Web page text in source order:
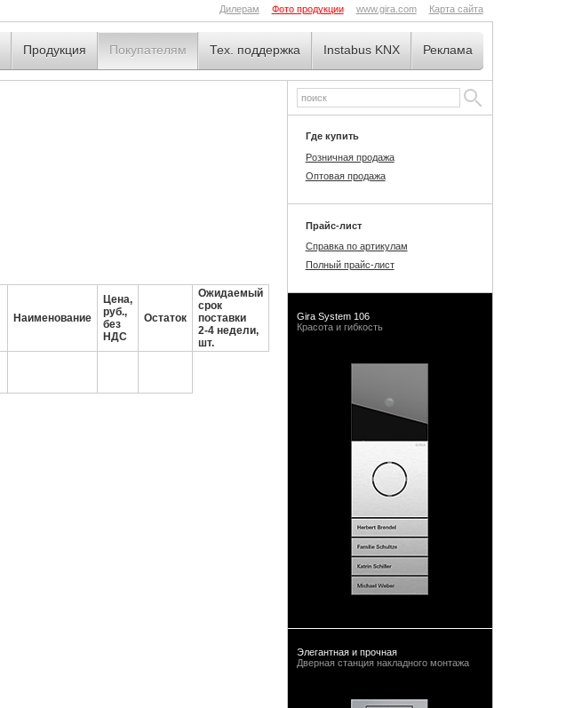
Продукция Покупателям Тех. поддержка Instabus KNX Реклама
Наименование
Цена,
руб.,
без
НДС
Остаток
Ожидаемый
срок
поставки
2-4 недели,
шт.
Где купить
Розничная продажа
Оптовая продажа
Прайс-лист
Справка по артикулам
Полный прайс-лист
Gira System 106
Красота и гибкость
Элегантная и прочная
Дверная станция накладного монтажа
Дилерам Фото продукции www.gira.com Карта сайта